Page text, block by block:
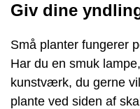
Giv dine
Små planter fungerer
Har du en smuk
kunstværk, du gerne
plante ved siden af